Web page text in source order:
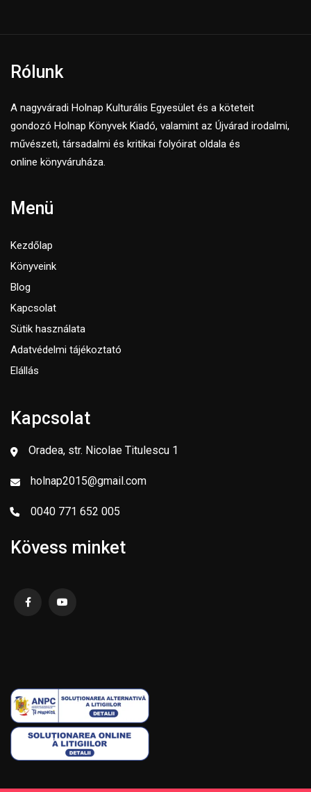
Rólunk
A nagyváradi Holnap Kulturális Egyesület és a köteteit
gondozó Holnap Könyvek Kiadó, valamint az Újvárad irodalmi,
művészeti, társadalmi és kritikai folyóirat oldala és
online könyváruháza.
Menü
Kezdőlap
Könyveink
Blog
Kapcsolat
Sütik használata
Adatvédelmi tájékoztató
Elállás
Kapcsolat
Oradea, str. Nicolae Titulescu 1
holnap2015@gmail.com
0040 771 652 005
Kövess minket